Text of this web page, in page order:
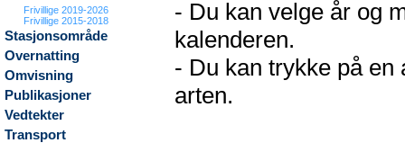
Frivillige 2019-2026
Frivillige 2015-2018
Stasjonsområde
Overnatting
Omvisning
Publikasjoner
Vedtekter
Transport
- Du kan velge år og
kalenderen.
- Du kan trykke på en
arten.